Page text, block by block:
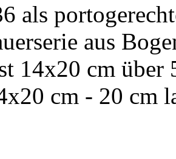
als
aus
14x20 cm
cm - 20 cm